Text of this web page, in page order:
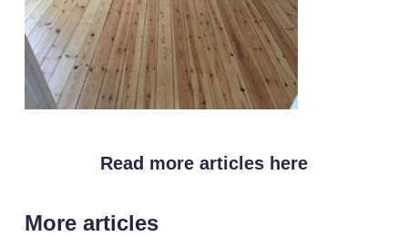
Read more articles here
More articles